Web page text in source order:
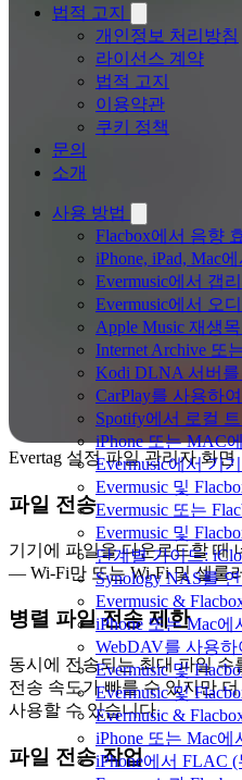
법적 고지
개인정보 처리방침
라이선스 계약
법적 고지
이용약관
쿠키 정책
문의
소개
사용 방법
Flacbox에서 음향
iPhone, iPad, Mac
Evermusic에서 갭
Evermusic에서 오
Apple Music 재생
Internet Archive 또
Kodi DLNA 서버를
CarPlay를 사용하
Spotify에서 로컬
iPhone 또는 MAC
Evermusic에서 기
Evermusic 및
Evermusic 또는
Evermusic 및
단계별 가이드:
Synology NAS를
Evermusic &
iPhone 또는 Mac
WebDAV를 사용
Evermusic 및
Evermusic 및
Evermusic &
iPhone 또는 Mac
iPhone에서 FLAC
Evertag 설정 파일 관리자 화면
파일 전송
기기에 파일을 다운로드할 때
— Wi-Fi만 또는 Wi-Fi 및 셀룰
병렬 파일 전송 제한
동시에 전송되는 최대 파일
전송 속도가 빠를 수 있지만
사용할 수 있습니다.
파일 전송 작업